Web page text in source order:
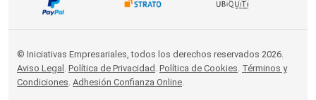
© Iniciativas Empresariales, todos los derechos reservados 2026.
Aviso Legal
Política de Privacidad Política de Cookies Términos y
Condiciones Adhesión Confianza Online